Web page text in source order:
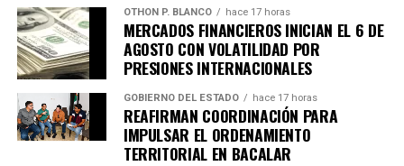
OTHON P. BLANCO hace 17 horas
MERCADOS FINANCIEROS INICIAN EL 6 DE
AGOSTO CON VOLATILIDAD POR
PRESIONES INTERNACIONALES
GOBIERNO DEL ESTADO hace 17 horas
REAFIRMAN COORDINACIÓN PARA
IMPULSAR EL ORDENAMIENTO
TERRITORIAL EN BACALAR